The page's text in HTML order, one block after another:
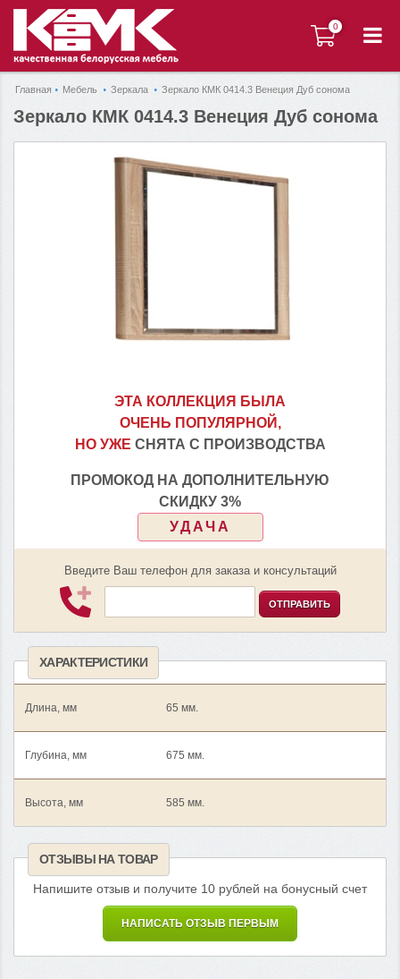
0
0
Главная Мебель Зеркала Зеркало КМК 0414.3 Венеция Дуб сонома
Зеркало КМК 0414.3 Венеция Дуб сонома
ЭТА КОЛЛЕКЦИЯ БЫЛА
ОЧЕНЬ ПОПУЛЯРНОЙ,
НО УЖЕ СНЯТА С ПРОИЗВОДСТВА
ПРОМОКОД НА ДОПОЛНИТЕЛЬНУЮ
СКИДКУ 3%
УДАЧА
Введите Ваш телефон для заказа и консультаций
ОТПРАВИТЬ
ХАРАКТЕРИСТИКИ
Длина, мм 65 мм.
Глубина, мм 675 мм.
Высота, мм 585 мм.
ОТЗЫВЫ НА ТОВАР
Напишите отзыв и получите 10 рублей на бонусный счет
НАПИСАТЬ ОТЗЫВ ПЕРВЫМ